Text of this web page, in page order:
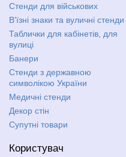
Стенди для військових
В'їзні знаки та вуличні стенди
Таблички для кабінетів, для
вулиці
Банери
Стенди з державною
символікою України
Медичні стенди
Декор стін
Супутні товари
Користувач